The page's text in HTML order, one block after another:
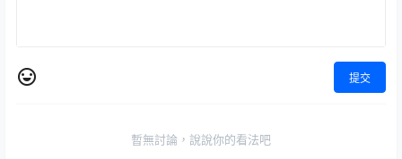
提交
暫無討論，說說你的看法吧